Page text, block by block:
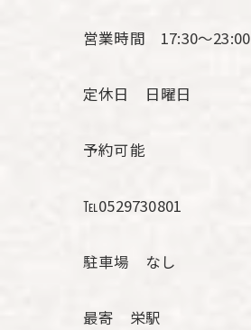
営業時間 17:30〜23:00
定休日 日曜日
予約可能
℡0529730801
駐車場 なし
最寄 栄駅